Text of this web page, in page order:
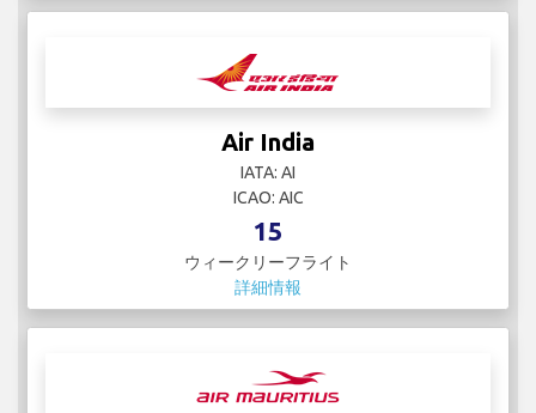
Air India
IATA: AI
ICAO: AIC
15
ウィークリーフライト
詳細情報